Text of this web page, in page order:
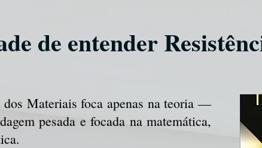
de entender
Materiais foca apenas na teoria —
pesada e focada na matemática,